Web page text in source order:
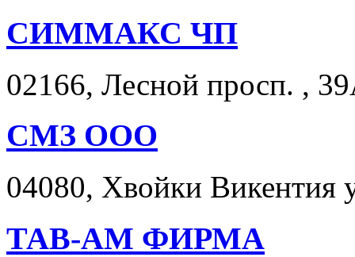
СИММАКС ЧП
02166, Лесной просп. ,
СМЗ ООО
04080, Хвойки Викентия
ТАВ-АМ ФИРМА